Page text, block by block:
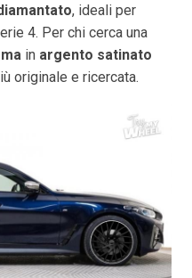
, ideali per
4. Per chi cerca una
in argento satinato
originale e ricercata.